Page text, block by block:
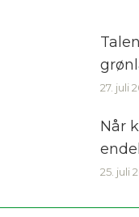
27. juli
Når
25. juli